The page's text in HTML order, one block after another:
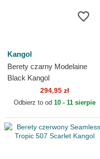
Kangol
Berety czarny Modelaine
Black Kangol
294,95 zł
Odbierz to od 10 - 11 sierpie